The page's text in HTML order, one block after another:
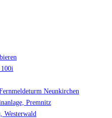
Neunkirchen
Premnitz
Westerwald